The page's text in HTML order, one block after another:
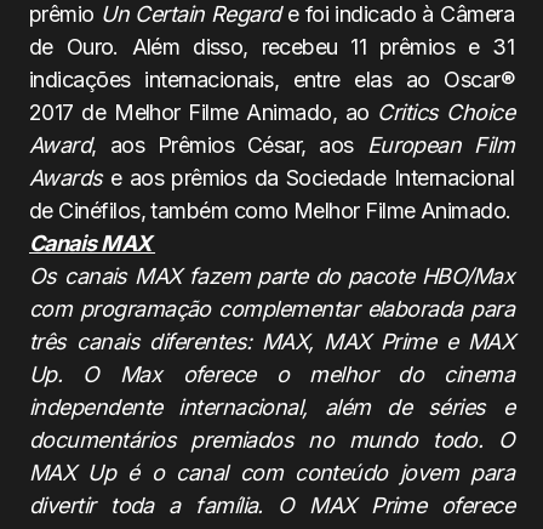
prêmio Un Certain Regarde foi indicado à Câmera
de Ouro. Além disso, recebeu 11 prêmios e 31
indicações internacionais, entre elas ao Oscar®
2017 de Melhor Filme Animado, ao Critics Choice
Award, aos Prêmios César, aos European Film
Awardse aos prêmios da Sociedade Internacional
de Cinéfilos, também como Melhor Filme Animado.
Canais MAX
Os canais MAX fazem parte do pacote HBO/Max
com programação complementar elaborada para
três canais diferentes: MAX, MAX Prime e MAX
Up. O Max oferece o melhor do cinema
independente internacional, além de séries e
documentários premiados no mundo todo. O
MAX Up é o canal com conteúdo jovem para
divertir toda a família. O MAX Prime oferece